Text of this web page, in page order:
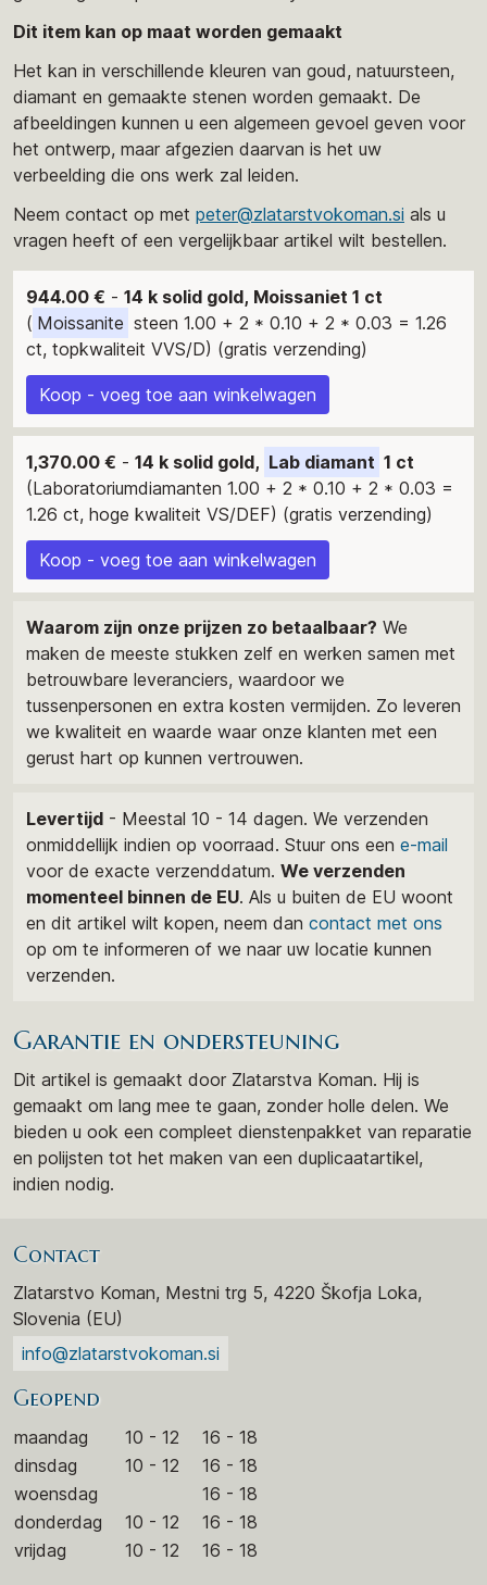
Dit item kan op maat worden gemaakt
Het kan in verschillende kleuren van goud, natuursteen,
diamant en gemaakte stenen worden gemaakt. De
afbeeldingen kunnen u een algemeen gevoel geven voor
het ontwerp, maar afgezien daarvan is het uw
verbeelding die ons werk zal leiden.
Neem contact op met peter@zlatarstvokoman.si als u
vragen heeft of een vergelijkbaar artikel wilt bestellen.
944.00 € - 14 k solid gold, Moissaniet 1 ct
( Moissanite steen 1.00 + 2 * 0.10 + 2 * 0.03 = 1.26
ct, topkwaliteit VVS/D) (gratis verzending)
Koop - voeg toe aan winkelwagen
1,370.00 € - 14 k solid gold, Lab diamant 1 ct
(Laboratoriumdiamanten 1.00 + 2 * 0.10 + 2 * 0.03 =
1.26 ct, hoge kwaliteit VS/DEF) (gratis verzending)
Koop - voeg toe aan winkelwagen
Waarom zijn onze prijzen zo betaalbaar? We
maken de meeste stukken zelf en werken samen met
betrouwbare leveranciers, waardoor we
tussenpersonen en extra kosten vermijden. Zo leveren
we kwaliteit en waarde waar onze klanten met een
gerust hart op kunnen vertrouwen.
Levertijd - Meestal 10 - 14 dagen. We verzenden
onmiddellijk indien op voorraad. Stuur ons een e-mail
voor de exacte verzenddatum. We verzenden
momenteel binnen de EU. Als u buiten de EU woont
en dit artikel wilt kopen, neem dan contact met ons
op om te informeren of we naar uw locatie kunnen
verzenden.
Garantie en ondersteuning
Dit artikel is gemaakt door Zlatarstva Koman. Hij is
gemaakt om lang mee te gaan, zonder holle delen. We
bieden u ook een compleet dienstenpakket van reparatie
en polijsten tot het maken van een duplicaatartikel,
indien nodig.
Contact
Zlatarstvo Koman, Mestni trg 5, 4220 Škofja Loka,
Slovenia (EU)
info@zlatarstvokoman.si
Geopend
maandag 10 - 12
16 - 18
dinsdag
10 - 12
16 - 18
woensdag
16 - 18
donderdag
10 - 12
16 - 18
vrijdag
10 - 12 16 - 18